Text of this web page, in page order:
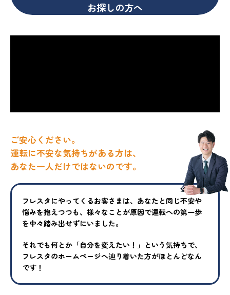
お探しの方へ
ご安心ください。
運転に不安な気持ちがある方は、
あなた一人だけではないのです。
フレスタにやってくるお客さまは、あなたと同じ不安や
悩みを抱えつつも、様々なことが原因で運転への第一歩
を中々踏み出せずにいました。
それでも何とか「自分を変えたい！」という気持ちで、
フレスタのホームページへ辿り着いた方がほとんどなん
です！